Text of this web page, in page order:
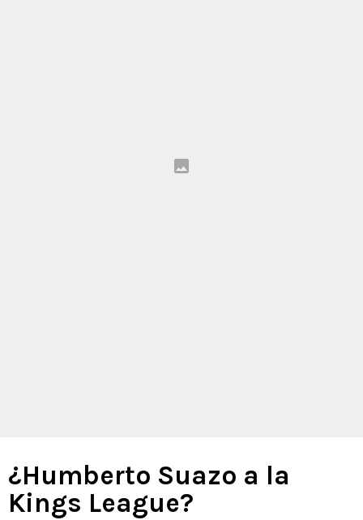
¿Humberto Suazo a la
Kings League?